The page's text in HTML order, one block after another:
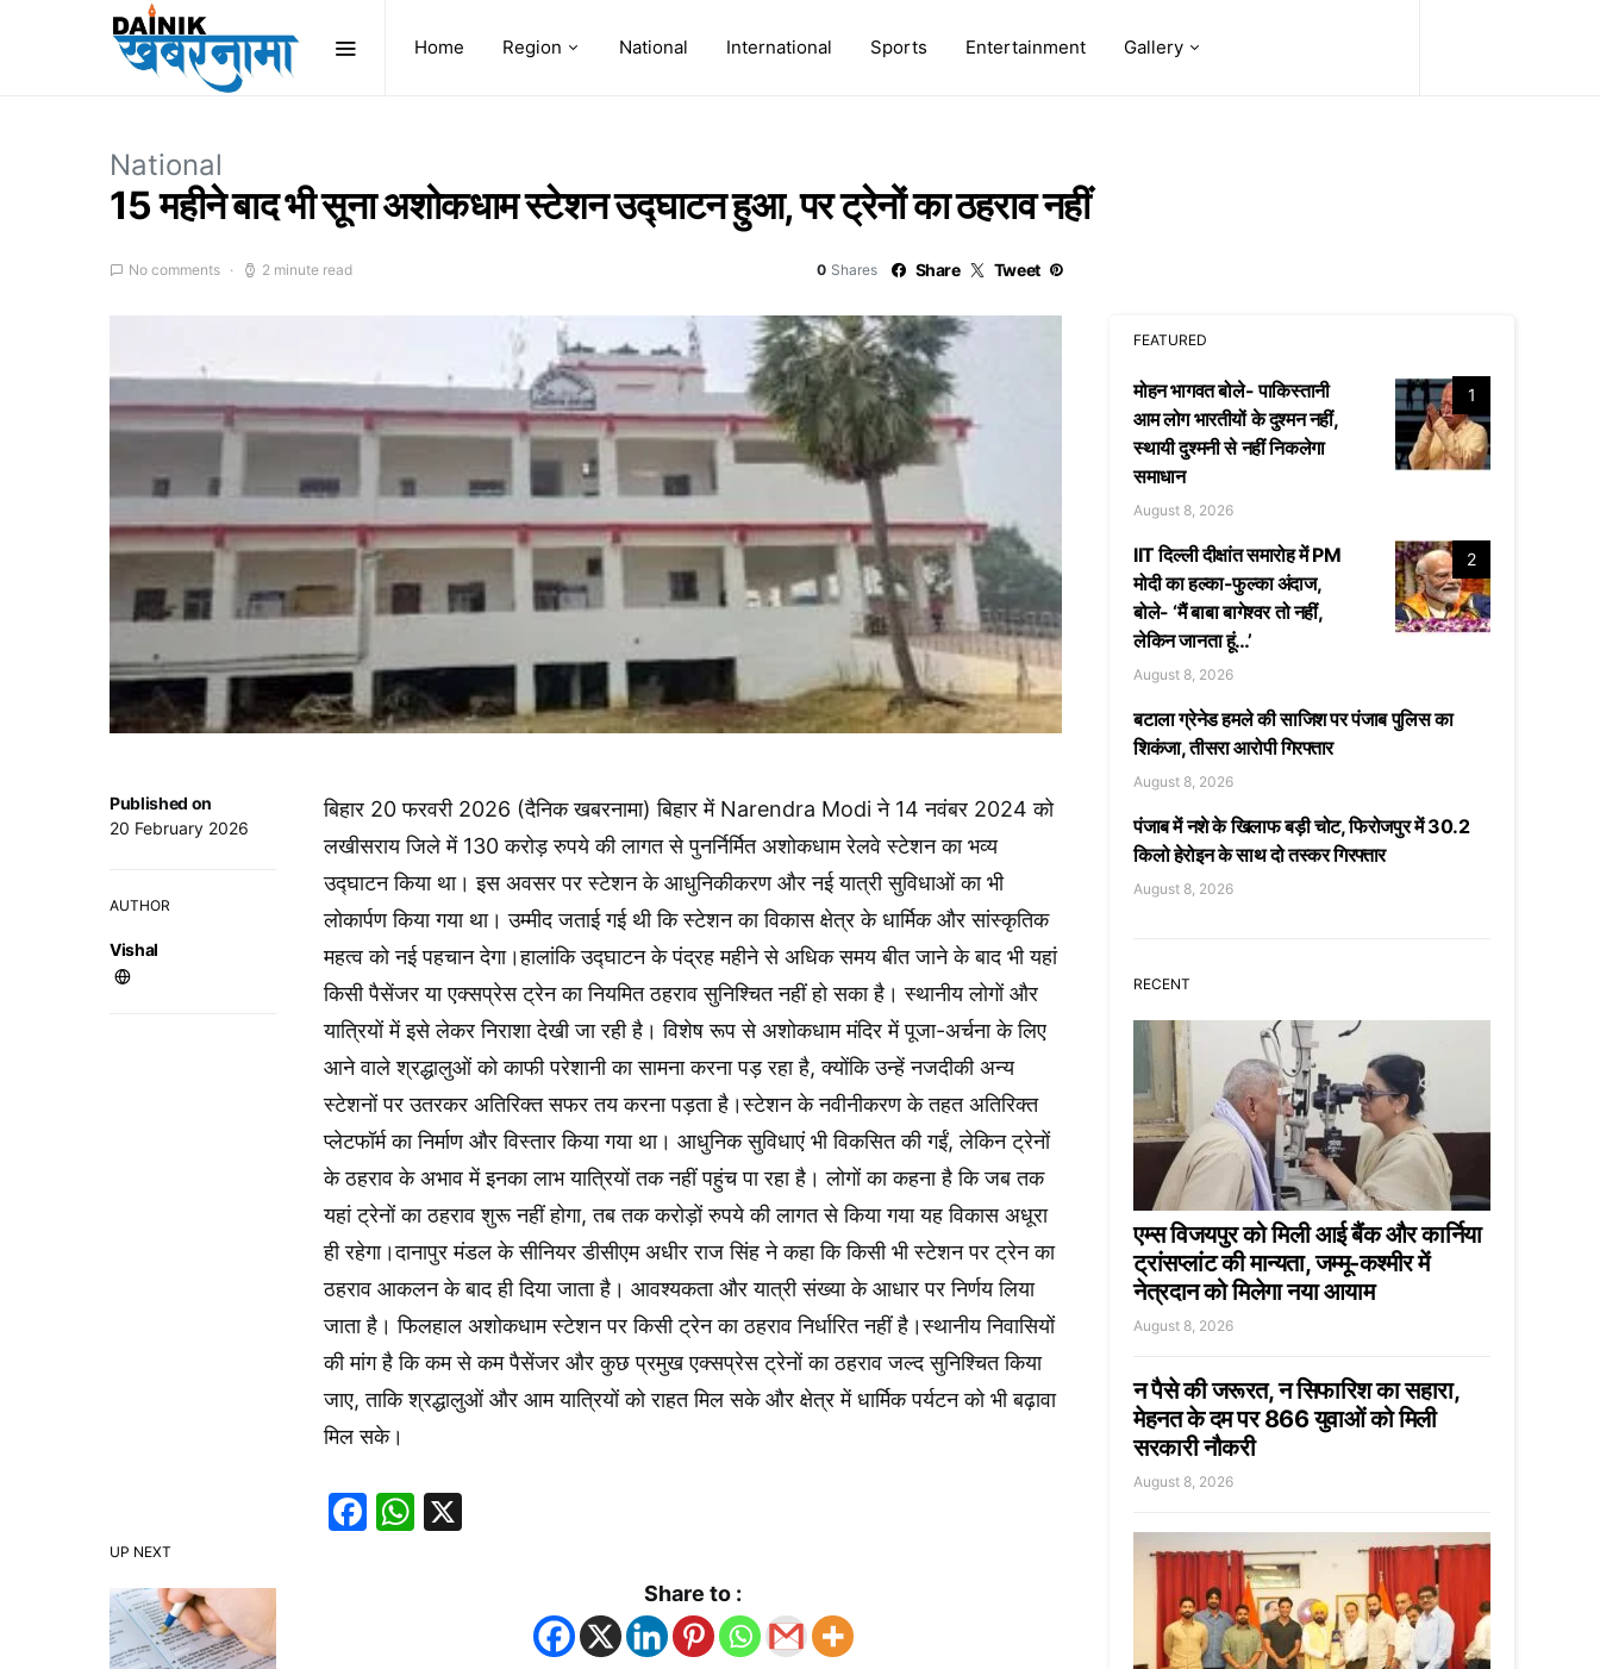
Home Region National International Sports Entertainment Gallery
National
15 महीने बाद भी सूना अशोकधाम स्टेशन उद्घाटन हुआ, पर ट्रेनों का ठहराव नहीं
No comments 2 minute read 0 Shares Share Tweet
UP NEXT
Published on
20 February 2026
AUTHOR
Vishal
बिहार 20 फरवरी 2026 (दैनिक खबरनामा) बिहार में Narendra Modi ने 14 नवंबर 2024 को
लखीसराय जिले में 130 करोड़ रुपये की लागत से पुनर्निर्मित अशोकधाम रेलवे स्टेशन का भव्य
उद्घाटन किया था। इस अवसर पर स्टेशन के आधुनिकीकरण और नई यात्री सुविधाओं का भी
लोकार्पण किया गया था। उम्मीद जताई गई थी कि स्टेशन का विकास क्षेत्र के धार्मिक और सांस्कृतिक
महत्व को नई पहचान देगा।हालांकि उद्घाटन के पंद्रह महीने से अधिक समय बीत जाने के बाद भी यहां
किसी पैसेंजर या एक्सप्रेस ट्रेन का नियमित ठहराव सुनिश्चित नहीं हो सका है। स्थानीय लोगों और
यात्रियों में इसे लेकर निराशा देखी जा रही है। विशेष रूप से अशोकधाम मंदिर में पूजा-अर्चना के लिए
आने वाले श्रद्धालुओं को काफी परेशानी का सामना करना पड़ रहा है, क्योंकि उन्हें नजदीकी अन्य
स्टेशनों पर उतरकर अतिरिक्त सफर तय करना पड़ता है।स्टेशन के नवीनीकरण के तहत अतिरिक्त
प्लेटफॉर्म का निर्माण और विस्तार किया गया था। आधुनिक सुविधाएं भी विकसित की गईं, लेकिन ट्रेनों
के ठहराव के अभाव में इनका लाभ यात्रियों तक नहीं पहुंच पा रहा है। लोगों का कहना है कि जब तक
यहां ट्रेनों का ठहराव शुरू नहीं होगा, तब तक करोड़ों रुपये की लागत से किया गया यह विकास अधूरा
ही रहेगा।दानापुर मंडल के सीनियर डीसीएम अधीर राज सिंह ने कहा कि किसी भी स्टेशन पर ट्रेन का
ठहराव आकलन के बाद ही दिया जाता है। आवश्यकता और यात्री संख्या के आधार पर निर्णय लिया
जाता है। फिलहाल अशोकधाम स्टेशन पर किसी ट्रेन का ठहराव निर्धारित नहीं है।स्थानीय निवासियों
की मांग है कि कम से कम पैसेंजर और कुछ प्रमुख एक्सप्रेस ट्रेनों का ठहराव जल्द सुनिश्चित किया
जाए, ताकि श्रद्धालुओं और आम यात्रियों को राहत मिल सके और क्षेत्र में धार्मिक पर्यटन को भी बढ़ावा
मिल सके।
Facebook
WhatsApp
Share to :
FEATURED
1
मोहन भागवत बोले- पाकिस्तानी
आम लोग भारतीयों के दुश्मन नहीं,
स्थायी दुश्मनी से नहीं निकलेगा
समाधान
August 8, 2026
2
IIT दिल्ली दीक्षांत समारोह में PM
मोदी का हल्का-फुल्का अंदाज,
बोले- ‘मैं बाबा बागेश्वर तो नहीं,
लेकिन जानता हूं…’
August 8, 2026
बटाला ग्रेनेड हमले की साजिश पर पंजाब पुलिस का
शिकंजा, तीसरा आरोपी गिरफ्तार
August 8, 2026
पंजाब में नशे के खिलाफ बड़ी चोट, फिरोजपुर में 30.2
किलो हेरोइन के साथ दो तस्कर गिरफ्तार
August 8, 2026
RECENT
एम्स विजयपुर को मिली आई बैंक और कार्निया
ट्रांसप्लांट की मान्यता, जम्मू-कश्मीर में
नेत्रदान को मिलेगा नया आयाम
August 8, 2026
न पैसे की जरूरत, न सिफारिश का सहारा,
मेहनत के दम पर 866 युवाओं को मिली
सरकारी नौकरी
August 8, 2026